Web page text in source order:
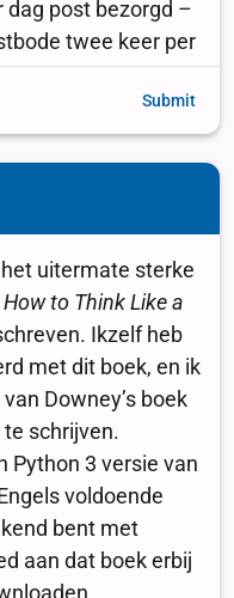
Submit